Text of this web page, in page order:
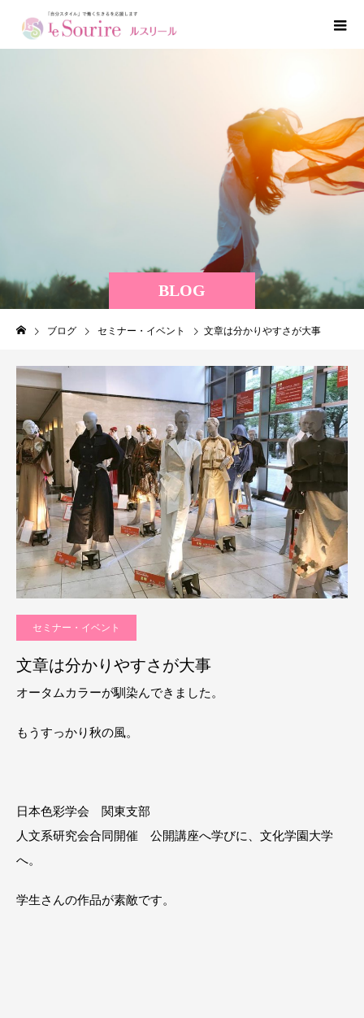
BLOG
ブログ セミナー・イベント 文章は分かりやすさが大事
セミナー・イベント
文章は分かりやすさが大事
オータムカラーが馴染んできました。
もうすっかり秋の風。
日本色彩学会 関東支部
人文系研究会合同開催 公開講座へ学びに、文化学園大学
へ。
学生さんの作品が素敵です。